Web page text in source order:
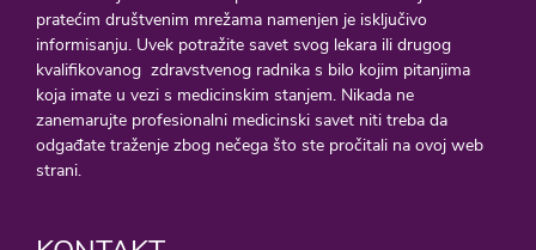
pratećim društvenim mrežama namenjen je isključivo
informisanju. Uvek potražite savet svog lekara ili drugog
kvalifikovanog zdravstvenog radnika s bilo kojim pitanjima
koja imate u vezi s medicinskim stanjem. Nikada ne
zanemarujte profesionalni medicinski savet niti treba da
odgađate traženje zbog nečega što ste pročitali na ovoj web
strani.